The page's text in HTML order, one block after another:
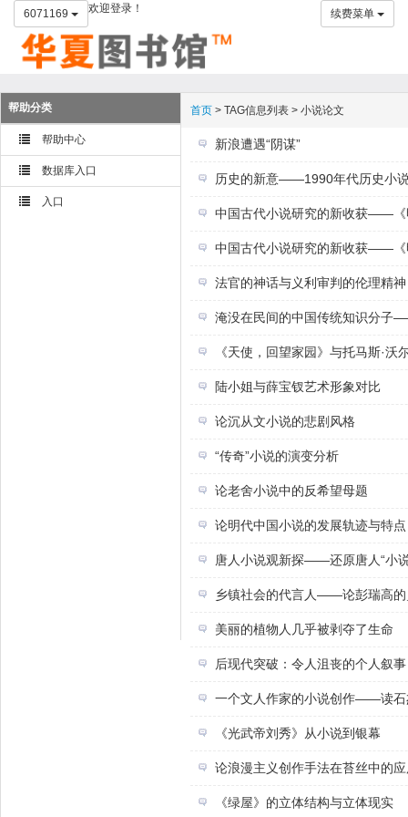
6071169 欢迎登录！ 续费菜单
帮助分类
帮助中心
数据库入口
入口
首页 > TAG信息列表 > 小说论文
新浪遭遇“阴谋”
历史的新意——1990年代历史小
中国古代小说研究的新收获——《
中国古代小说研究的新收获——《
法官的神话与义利审判的伦理精神
淹没在民间的中国传统知识分子
《天使，回望家园》与托马斯·
陆小姐与薛宝钗艺术形象对比
论沉从文小说的悲剧风格
“传奇”小说的演变分析
论老舍小说中的反希望母题
论明代中国小说的发展轨迹与特点
唐人小说观新探——还原唐人“小
乡镇社会的代言人——论彭瑞高的
美丽的植物人几乎被剥夺了生命
后现代突破：令人沮丧的个人叙事
一个文人作家的小说创作——读石
《光武帝刘秀》从小说到银幕
论浪漫主义创作手法在苔丝中的
《绿屋》的立体结构与立体现实